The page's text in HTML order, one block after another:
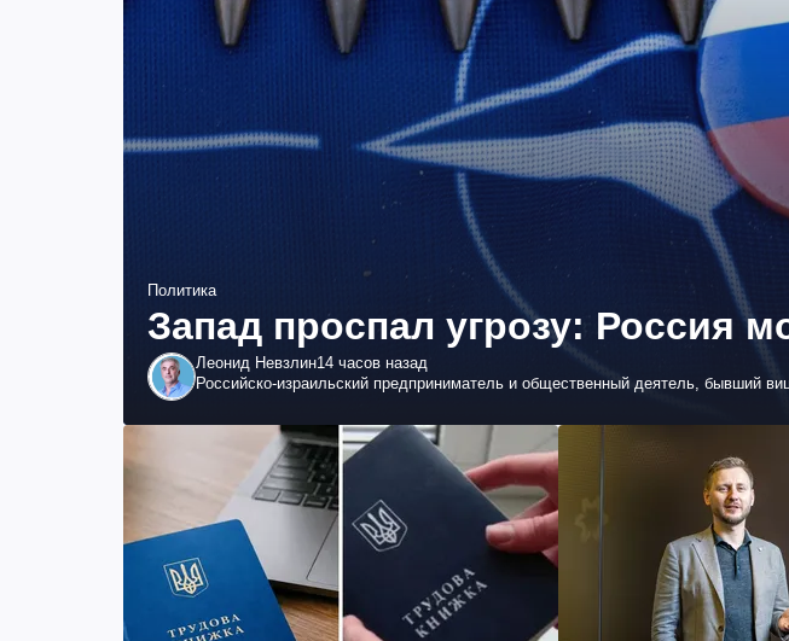
Политика
Запад проспал угрозу: Россия
Леонид Невзлин14 часов назад
Российско-израильский предприниматель и общественный деятель, бывший